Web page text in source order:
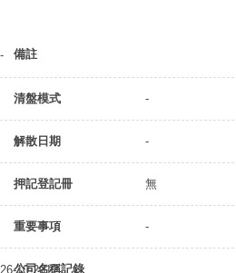
備註
-
清盤模式 -
解散日期 -
押記登記冊 無
重要事項 -
公司名稱記錄
26-10-2012